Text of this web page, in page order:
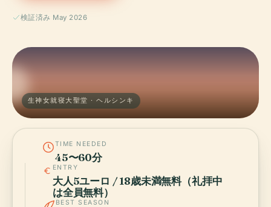
検証済み May 2026
生神女就寝大聖堂 · ヘルシンキ
TIME NEEDED
45〜60分
ENTRY
大人5ユーロ / 18歳未満無料（礼拝中
は全員無料）
BEST SEASON